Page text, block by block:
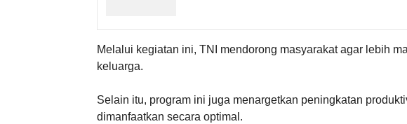
Melalui kegiatan ini, TNI mendorong masyarakat agar lebih
keluarga.
Selain itu, program ini juga menargetkan peningkatan
dimanfaatkan secara optimal.